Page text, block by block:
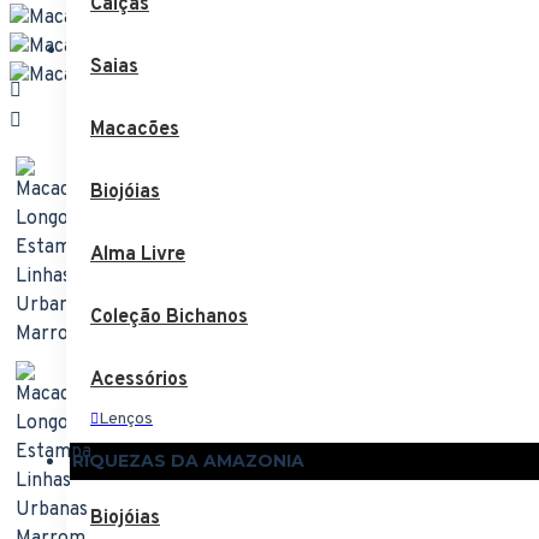
Calças
Saias
Macacões
Biojóias
Alma Livre
Coleção Bichanos
Acessórios
Lenços
Bolsas
Cintos
RIQUEZAS DA AMAZONIA
Biojóias